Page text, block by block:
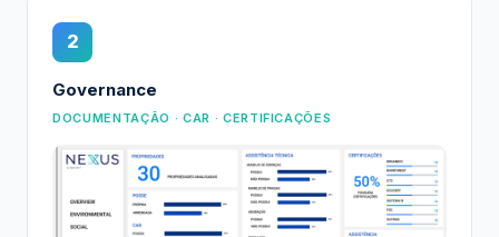
2
Governance
DOCUMENTAÇÃO · CAR · CERTIFICAÇÕES